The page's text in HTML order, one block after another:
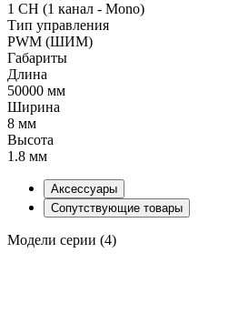
1 CH (1 канал - Mono)
Тип управления
PWM (ШИМ)
Габариты
Длина
50000 мм
Ширина
8 мм
Высота
1.8 мм
Аксессуары
Сопутствующие товары
Модели серии (4)